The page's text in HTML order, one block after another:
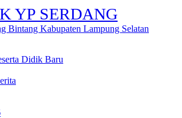
YP SERDANG
Bintang Kabupaten Lampung Selatan
Didik Baru